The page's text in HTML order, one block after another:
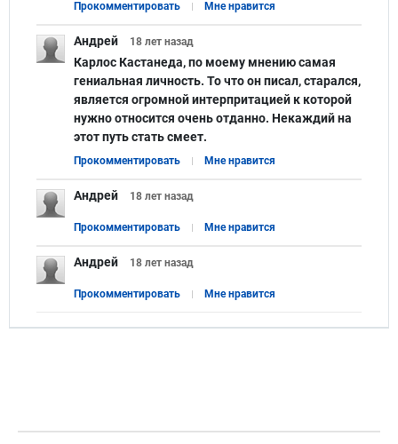
Прокомментировать Мне нравится
Андрей 18 лет назад
Карлос Кастанеда, по моему мнению самая
гениальная личность. То что он писал, старался,
является огромной интерпритацией к которой
нужно относится очень отданно. Некаждий на
этот путь стать смеет.
Прокомментировать Мне нравится
Андрей 18 лет назад
Прокомментировать Мне нравится
Андрей 18 лет назад
Прокомментировать Мне нравится